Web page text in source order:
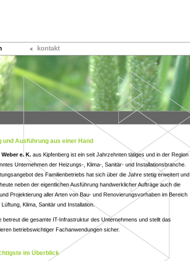
kontakt
und Ausführung aus einer Hand
Weber e. K. aus Kipfenberg ist ein seit Jahrzehnten tätiges und in der Region
Unternehmen der Heizungs-, Klima-, Sanitär- und Installationsbranche.
des Familienbetriebs hat sich über die Jahre stetig erweitert und
neben der eigentlichen Ausführung handwerklicher Aufträge auch die
Projektierung aller Arten von Bau- und Renovierungsvorhaben im Bereich
Klima, Sanitär und Installation.
betreut die gesamte IT-Infrastruktur des Unternehmens und stellt das
betriebswichtiger Fachanwendungen sicher.
im Überblick